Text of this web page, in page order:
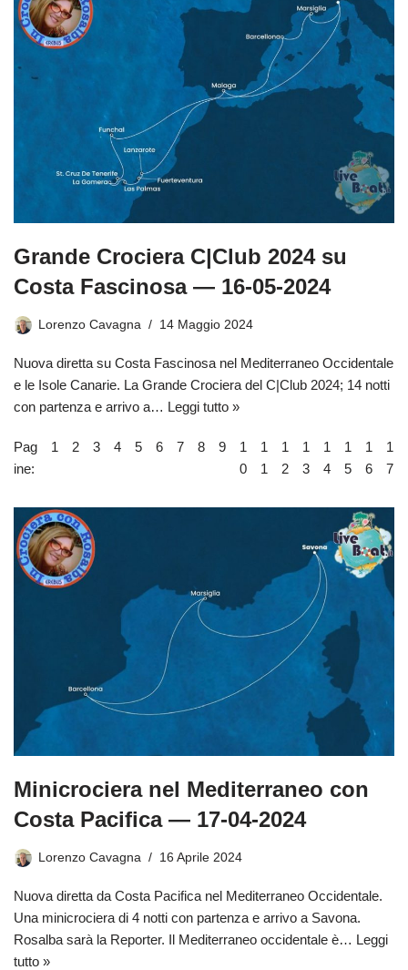
Grande Crociera C|Club 2024 su
Costa Fascinosa — 16-05-2024
Lorenzo Cavagna 14 Maggio 2024
Nuova diretta su Costa Fascinosa nel Mediterraneo Occidentale
e le Isole Canarie. La Grande Crociera del C|Club 2024; 14 notti
con partenza e arrivo a… Leggi tutto »
Pag
ine:
1 2 3 4 5 6 7 8 9
1
0
1
1
1
2
1
3
1
4
1
5
1
6
1
7
Minicrociera nel Mediterraneo con
Costa Pacifica — 17-04-2024
Lorenzo Cavagna 16 Aprile 2024
Nuova diretta da Costa Pacifica nel Mediterraneo Occidentale.
Una minicrociera di 4 notti con partenza e arrivo a Savona.
Rosalba sarà la Reporter. Il Mediterraneo occidentale è… Leggi
tutto »